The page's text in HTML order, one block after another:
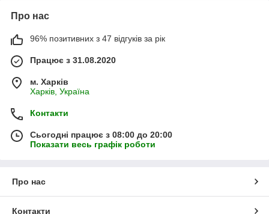
Про нас
96% позитивних з 47 відгуків за рік
Працює з 31.08.2020
м. Харків
Харків, Україна
Контакти
Сьогодні працює з 08:00 до 20:00
Показати весь графік роботи
Про нас
Контакти